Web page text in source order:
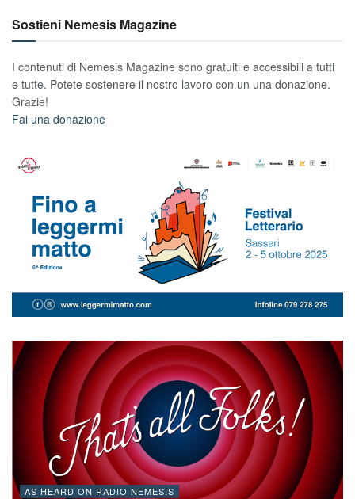
Sostieni Nemesis Magazine
I contenuti di Nemesis Magazine sono gratuiti e accessibili a tutti
e tutte. Potete sostenere il nostro lavoro con un una donazione.
Grazie!
Fai una donazione
AS HEARD ON RADIO NEMESIS